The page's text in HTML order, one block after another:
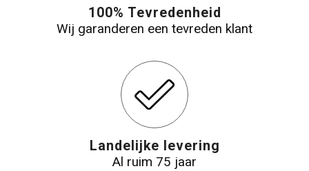
100% Tevredenheid
Wij garanderen een tevreden klant
Landelijke levering
Al ruim 75 jaar